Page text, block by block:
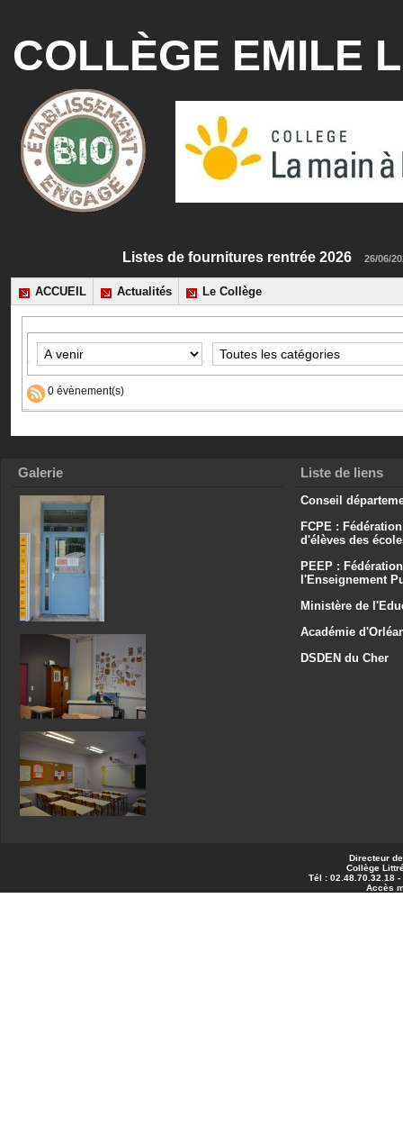
COLLÈGE EMILE
Listes de fournitures rentrée 2026
ACCUEIL Actualités Le Collège
0 évènement(s)
Galerie Liste de liens
Conseil
FCPE :
d'élèves des
PEEP :
l'Enseignement
Ministère de
Académie
DSDEN du Cher
Directeur
Collège
Tél : 02.48.70.32.18
Accès